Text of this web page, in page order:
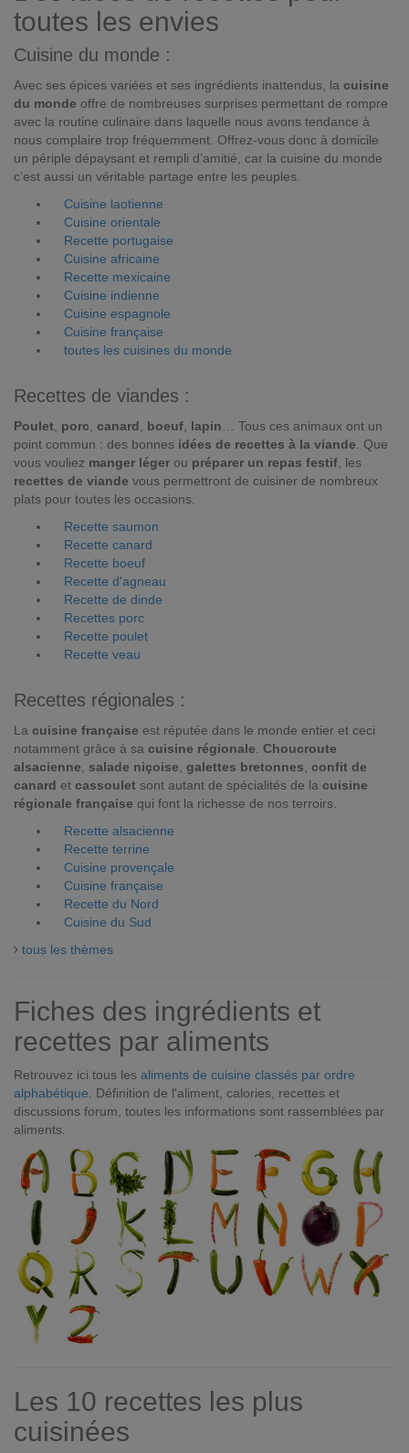
toutes les envies
Cuisine du monde :
Avec ses épices variées et ses ingrédients inattendus, la cuisine
du monde offre de nombreuses surprises permettant de rompre
avec la routine culinaire dans laquelle nous avons tendance à
nous complaire trop fréquemment. Offrez-vous donc à domicile
un périple dépaysant et rempli d’amitié, car la cuisine du monde
c’est aussi un véritable partage entre les peuples.
Cuisine laotienne
Cuisine orientale
Recette portugaise
Cuisine africaine
Recette mexicaine
Cuisine indienne
Cuisine espagnole
Cuisine française
toutes les cuisines du monde
Recettes de viandes :
Poulet porc canard boeuf lapin … Tous ces animaux ont un
point commun : des bonnes idées de recettes à la viande . Que
vous vouliez manger léger ou préparer un repas festif , les
recettes de viande vous permettront de cuisiner de nombreux
plats pour toutes les occasions.
Recette saumon
Recette canard
Recette boeuf
Recette d'agneau
Recette de dinde
Recettes porc
Recette poulet
Recette veau
Recettes régionales :
La cuisine française est réputée dans le monde entier et ceci
notamment grâce à sa cuisine régionale Choucroute
alsacienne
salade niçoise galettes bretonnes confit de
canard et cassoulet sont autant de spécialités de la cuisine
régionale française qui font la richesse de nos terroirs.
Recette alsacienne
Recette terrine
Cuisine provençale
Cuisine française
Recette du Nord
Cuisine du Sud
tous les thèmes
Fiches des ingrédients et
recettes par aliments
Retrouvez ici tous les aliments de cuisine classés par ordre
alphabétique . Définition de l'aliment, calories, recettes et
discussions forum, toutes les informations sont rassemblées par
aliments.
Les 10 recettes les plus
cuisinées